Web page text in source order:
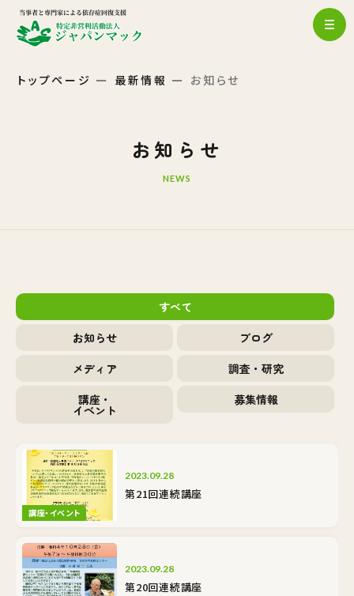
トップページ 最新情報 お知らせ
お知らせ
NEWS
すべて
お知らせ
ブログ
メディア
調査・研究
講座・
イベント
募集情報
講座・イベント
2023.09.28
第21回連続講座
2023.09.28
第20回連続講座